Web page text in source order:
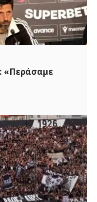
«Περάσαμε